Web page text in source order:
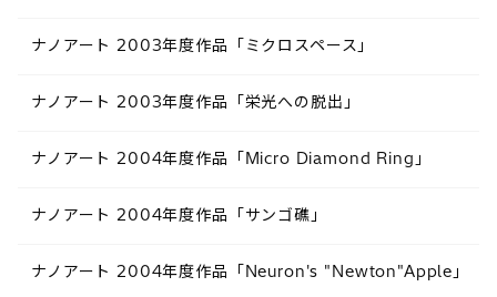
ナノアート 2003年度作品「ミクロスペース」
ナノアート 2003年度作品「栄光への脱出」
ナノアート 2004年度作品「Micro Diamond Ring」
ナノアート 2004年度作品「サンゴ礁」
ナノアート 2004年度作品「Neuron's "Newton"Apple」